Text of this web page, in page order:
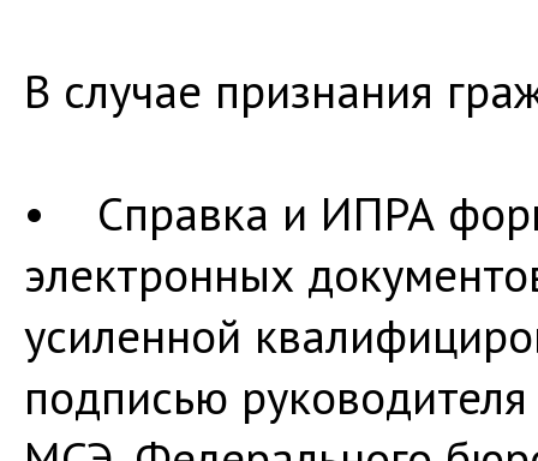
В случае признания
• Справка и ИПРА
электронных
усиленной
подписью